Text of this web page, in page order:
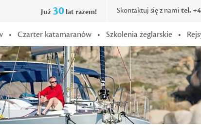
Skontaktuj się z nami tel.
Już 30 lat razem!
• Czarter katamaranów • Szkolenia żeglarskie •